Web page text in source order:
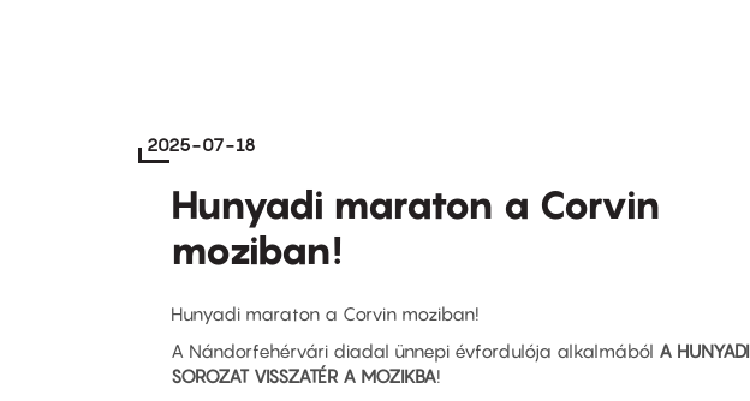
2025-07-18
Hunyadi maraton a Corvin
moziban!
Hunyadi maraton a Corvin moziban!
A Nándorfehérvári diadal ünnepi évfordulója alkalmából A HUNYADI
SOROZAT VISSZATÉR A MOZIKBA!